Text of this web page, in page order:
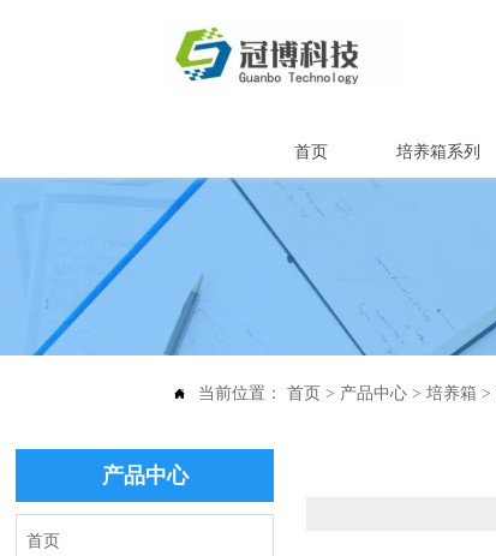
首页 培养箱系列
 当前位置：首页 > 产品中心 >培养箱 >
产品中心
首页